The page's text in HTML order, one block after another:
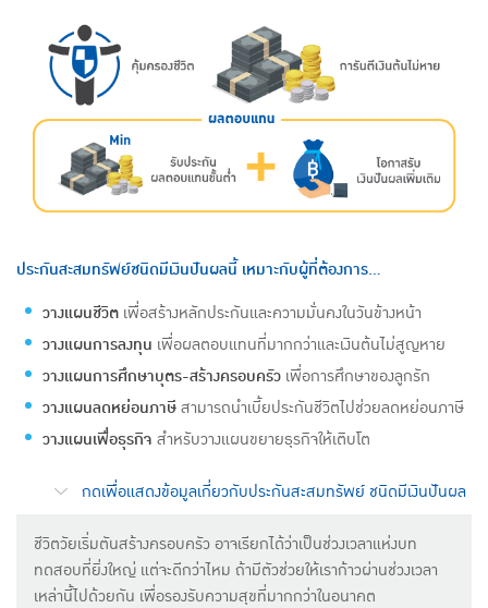
ประกันสะสมทรัพย์ชนิดมีเงินปันผลนี้ เหมาะกับผู้ที่ต้องการ...
วางแผนชีวิต เพื่อสร้างหลักประกันและความมั่นคงในวันข้างหน้า
วางแผนการลงทุน เพื่อผลตอบแทนที่มากกว่าและเงินต้นไม่สูญหาย
วางแผนการศึกษาบุตร-สร้างครอบครัว เพื่อการศึกษาของลูกรัก
วางแผนลดหย่อนภาษีสามารถนำเบี้ยประกันชีวิตไปช่วยลดหย่อนภาษี
วางแผนเพื่อธุรกิจ สำหรับวางแผนขยายธุรกิจให้เติบโต
กดเพื่อแสดงข้อมูลเกี่ยวกับประกันสะสมทรัพย์ ชนิดมีเงินปันผล
ชีวิตวัยเริ่มตันสร้างครอบครัว อาจเรียกได้ว่าเป็นช่วงเวลาแห่งบท
ทดสอบที่ยิ่งใหญ่ แต่จะดีกว่าไหม ถ้ามีตัวช่วยให้เราก้าวผ่านช่วงเวลา
เหล่านี้ไปด้วยกัน เพื่อรองรับความสุขที่มากกว่าในอนาคต